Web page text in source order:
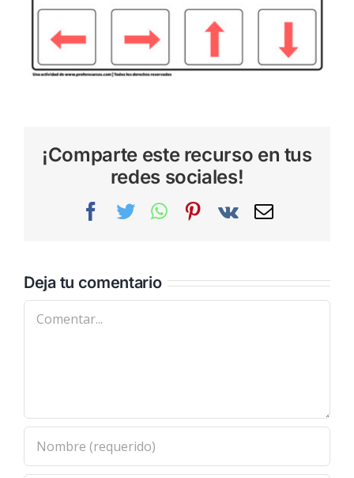
¡Comparte este recurso en tus
redes sociales!
Facebook
TwitterWhatsAppPinterest
Vk
Correo
Deja tu comentario
Comentar